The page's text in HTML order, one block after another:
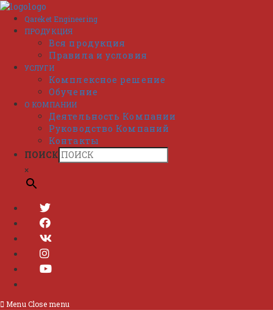
Перейти
содержимому
Qareket Engineering
ПРОДУКЦИЯ
Вся продукция
Правила и условия
УСЛУГИ
Комплексное решение
Обучение
О КОМПАНИИ
Деятельность Компании
Руководство Компаний
Контакты
ПОИСК
×
Menu Close menu